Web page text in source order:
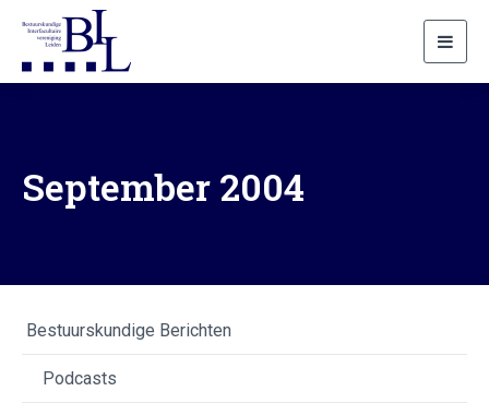
September 2004
Bestuurskundige Berichten
Podcasts